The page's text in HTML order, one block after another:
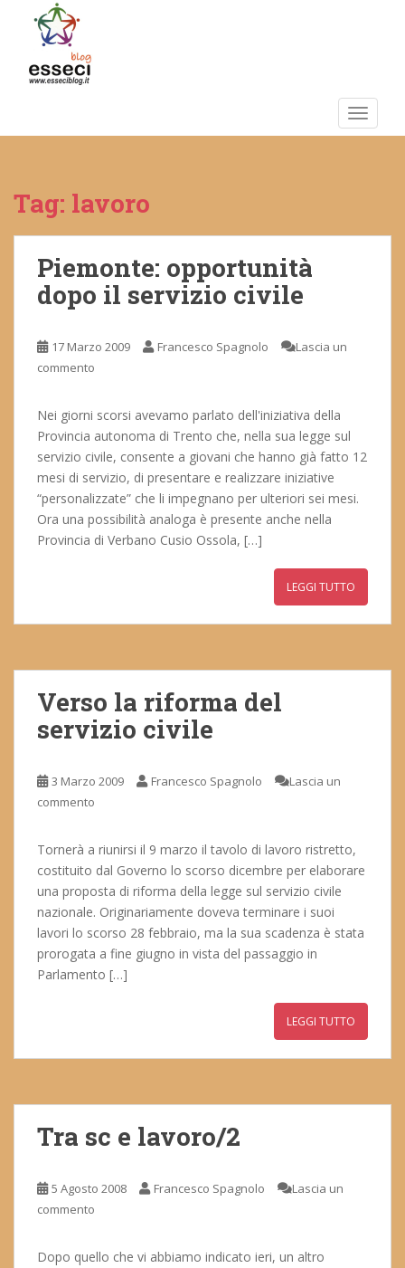
m
Tag: lavoro
Piemonte: opportunità
dopo il servizio civile
17 Marzo 2009 Francesco Spagnolo
Lascia un
commento
Nei giorni scorsi avevamo parlato dell'iniziativa della
Provincia autonoma di Trento che, nella sua legge sul
servizio civile, consente a giovani che hanno già fatto 12
mesi di servizio, di presentare e realizzare iniziative
“personalizzate” che li impegnano per ulteriori sei mesi.
Ora una possibilità analoga è presente anche nella
Provincia di Verbano Cusio Ossola, […]
LEGGI TUTTO
Verso la riforma del
servizio civile
3 Marzo 2009 Francesco Spagnolo
Lascia un
commento
Tornerà a riunirsi il 9 marzo il tavolo di lavoro ristretto,
costituito dal Governo lo scorso dicembre per elaborare
una proposta di riforma della legge sul servizio civile
nazionale. Originariamente doveva terminare i suoi
lavori lo scorso 28 febbraio, ma la sua scadenza è stata
prorogata a fine giugno in vista del passaggio in
Parlamento […]
LEGGI TUTTO
Tra sc e lavoro/2
5 Agosto 2008 Francesco Spagnolo
Lascia un
commento
Dopo quello che vi abbiamo indicato ieri, un altro